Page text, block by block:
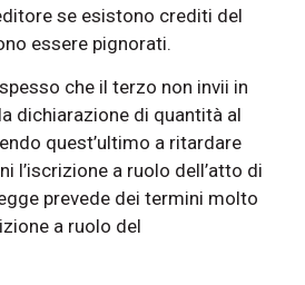
se esistono crediti del
essere pignorati.
che il terzo non invii in
dichiarazione di quantità al
quest’ultimo a ritardare
l’iscrizione a ruolo dell’atto di
prevede dei termini molto
a ruolo del